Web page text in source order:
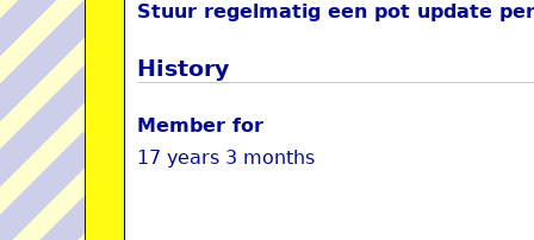
Stuur regelmatig een pot update
History
Member for
17 years 3 months